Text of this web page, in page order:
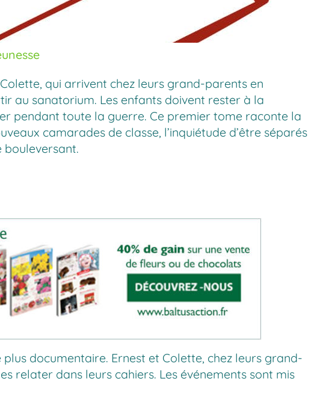
qui arrivent chez leurs grand-parents en
au sanatorium. Les enfants doivent rester à la
pendant toute la guerre. Ce premier tome raconte la
camarades de classe, l’inquiétude d’être séparés
bouleversant.
documentaire. Ernest et Colette, chez leurs grand-
relater dans leurs cahiers. Les événements sont mis